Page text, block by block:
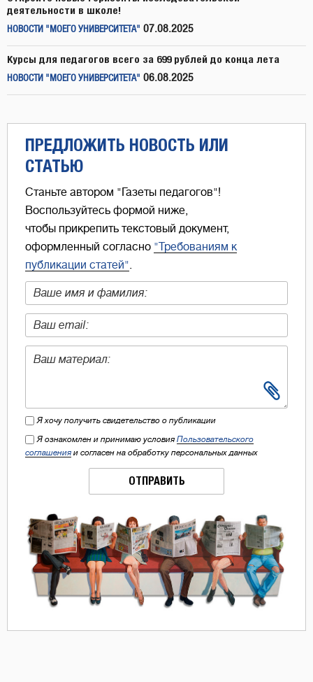
деятельности в школе!
НОВОСТИ "МОЕГО УНИВЕРСИТЕТА" 07.08.2025
Курсы для педагогов всего за 699 рублей до конца лета
НОВОСТИ "МОЕГО УНИВЕРСИТЕТА" 06.08.2025
ПРЕДЛОЖИТЬ НОВОСТЬ ИЛИ
СТАТЬЮ
Станьте автором "Газеты педагогов"!
Воспользуйтесь формой ниже,
чтобы прикрепить текстовый документ,
оформленный согласно "Требованиям к
публикации статей"
Я хочу получить свидетельство о публикации
Я ознакомлен и принимаю условия Пользовательского
соглашения и согласен на обработку персональных данных
ОТПРАВИТЬ